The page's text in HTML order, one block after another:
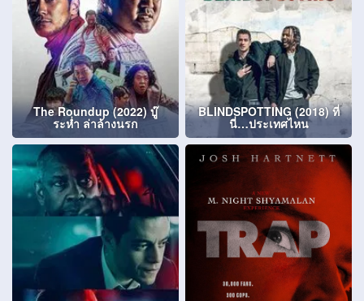
The Roundup (2022) บู๊
ระห่ำ ล่าล้างนรก
BLINDSPOTTING (2018) ที่
นี่…ประเทศไหน